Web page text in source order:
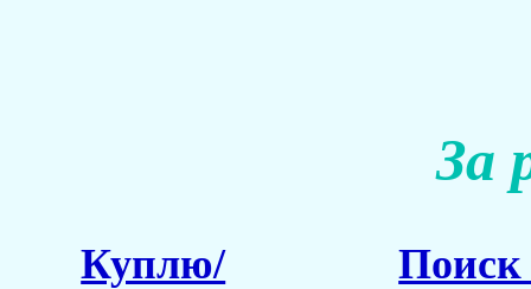
За
Куплю/
Поиск